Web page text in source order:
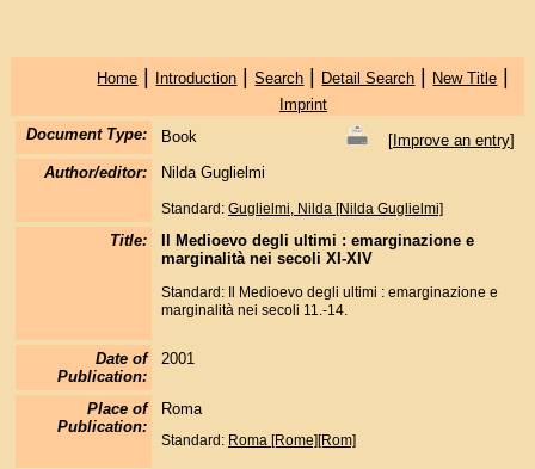
Home | Introduction |Search | Detail Search | New Title |
Imprint
Document Type:
Book [Improve an entry]
Author/editor:
Nilda Guglielmi
Standard: Guglielmi, Nilda [Nilda Guglielmi]
Title:
Il Medioevo degli ultimi : emarginazione e
marginalità nei secoli XI-XIV
Standard: Il Medioevo degli ultimi : emarginazione e
marginalità nei secoli 11.-14.
Date of
Publication:
2001
Place of
Publication:
Roma
Standard: Roma [Rome][Rom]